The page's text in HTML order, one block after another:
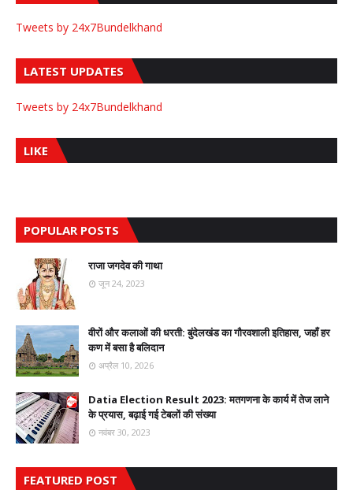
Tweets by 24x7Bundelkhand
LATEST UPDATES
Tweets by 24x7Bundelkhand
LIKE
POPULAR POSTS
राजा जगदेव की गाथा
जून 24, 2023
वीरों और कलाओं की धरती: बुंदेलखंड का गौरवशाली इतिहास, जहाँ हर
कण में बसा है बलिदान
अप्रैल 10, 2026
Datia Election Result 2023: मतगणना के कार्य में तेज लाने
के प्रयास, बढ़ाई गई टेबलों की संख्या
नवंबर 30, 2023
FEATURED POST